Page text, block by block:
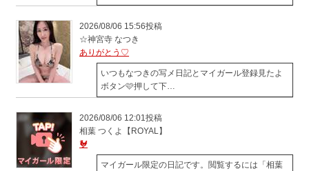
2026/08/06 15:56投稿
☆神宮寺 なつき
ありがとう♡
いつもなつきの写メ日記とマイガール登録見たよ
ボタン🩷押して下…
2026/08/06 12:01投稿
相葉 つくよ【ROYAL】
🐓
マイガール限定の日記です。閲覧するには「相葉